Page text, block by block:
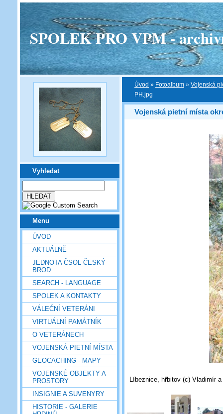
SPOLEK PRO VPM -
Vyhledat
Menu
ÚVOD
AKTUÁLNĚ
JEDNOTA ČSOL ČESKÝ
BROD
SEARCH - LANGUAGE
SPOLEK A KONTAKTY
VÁLEČNÍ VETERÁNI
VIRTUÁLNÍ PAMÁTNÍK
O VETERÁNECH
VOJENSKÁ PIETNÍ MÍSTA
GEOCACHING - MAPY
VOJENSKÉ OBJEKTY A
PROSTORY
INSIGNIE A SUVENYRY
HISTORIE - GALERIE
Úvod » Fotoalbum » Vojenská
PH.jpg
Vojenská pietní místa
Líbeznice, hřbitov (c) Vladimír